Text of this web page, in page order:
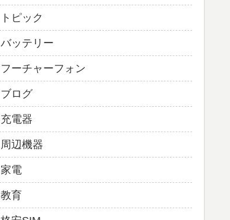
トピック
バッテリー
フーチャーフォン
ブログ
充電器
周辺機器
家電
教育